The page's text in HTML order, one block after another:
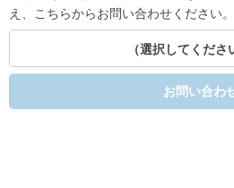
え、こちらからお問い合わせください。
（選択してくださ
お問い合わ